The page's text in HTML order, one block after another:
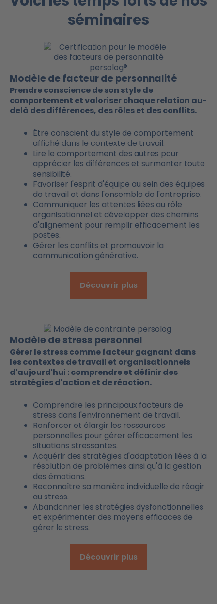
séminaires
Modèle de facteur de personnalité
Prendre conscience de son style de
comportement et valoriser chaque relation au-
delà des différences, des rôles et des conflits.
Être conscient du style de comportement
affiché dans le contexte de travail.
Lire le comportement des autres pour
apprécier les différences et surmonter toute
sensibilité.
Favoriser l'esprit d'équipe au sein des équipes
de travail et dans l'ensemble de l'entreprise.
Communiquer les attentes liées au rôle
organisationnel et développer des chemins
d'alignement pour remplir efficacement les
postes.
Gérer les conflits et promouvoir la
communication générative.
Découvrir plus
Modèle de stress personnel
Gérer le stress comme facteur gagnant dans
les contextes de travail et organisationnels
d'aujourd'hui : comprendre et définir des
stratégies d'action et de réaction.
Comprendre les principaux facteurs de
stress dans l'environnement de travail.
Renforcer et élargir les ressources
personnelles pour gérer efficacement les
situations stressantes.
Acquérir des stratégies d'adaptation liées à la
résolution de problèmes ainsi qu'à la gestion
des émotions.
Reconnaître sa manière individuelle de réagir
au stress.
Abandonner les stratégies dysfonctionnelles
et expérimenter des moyens efficaces de
gérer le stress.
Découvrir plus